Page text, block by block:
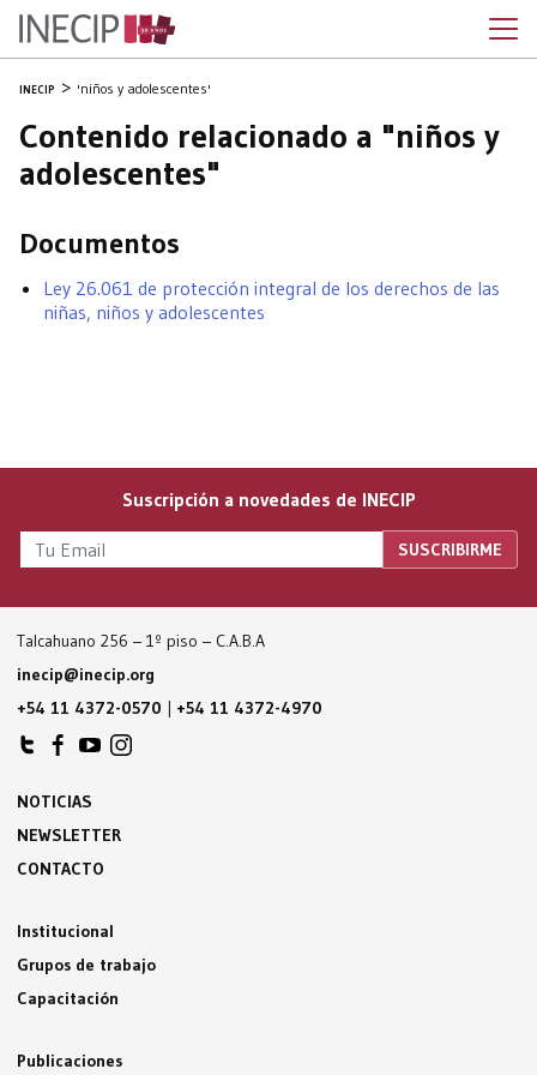
INECIP 'niños y adolescentes'
Contenido relacionado a "niños y
adolescentes"
Documentos
Ley 26.061 de protección integral de los derechos de las
niñas, niños y adolescentes
Suscripción a novedades de INECIP
Talcahuano 256 – 1º piso – C.A.B.A
inecip@inecip.org
+54 11 4372-0570 | +54 11 4372-4970
NOTICIAS
NEWSLETTER
CONTACTO
Institucional
Grupos de trabajo
Capacitación
Publicaciones